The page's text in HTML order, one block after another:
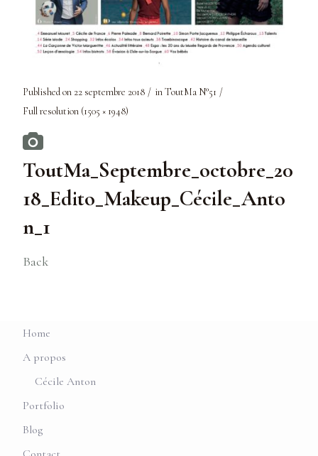
Published on 22 septembre 2018 inToutMa N°51
Full resolution (1505 × 1948)
ToutMa_Septembre_octobre_20
18_Edito_Makeup_Cécile_Anto
n_1
Back
Home
A propos
Cécile Anton
Portfolio
Blog